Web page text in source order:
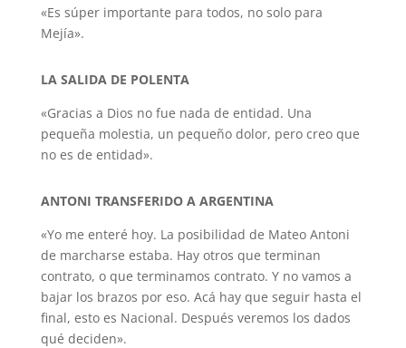
«Es súper importante para todos, no solo para
Mejía».
LA SALIDA DE POLENTA
«Gracias a Dios no fue nada de entidad. Una
pequeña molestia, un pequeño dolor, pero creo que
no es de entidad».
ANTONI TRANSFERIDO A ARGENTINA
«Yo me enteré hoy. La posibilidad de Mateo Antoni
de marcharse estaba. Hay otros que terminan
contrato, o que terminamos contrato. Y no vamos a
bajar los brazos por eso. Acá hay que seguir hasta el
final, esto es Nacional. Después veremos los dados
qué deciden».